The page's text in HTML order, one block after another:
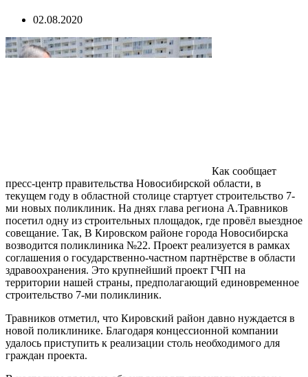
02.08.2020
Как сообщает
пресс-центр правительства Новосибирской области, в
текущем году в областной столице стартует строительство 7-
ми новых поликлиник. На днях глава региона А.Травников
посетил одну из строительных площадок, где провёл выездное
совещание. Так, В Кировском районе города Новосибирска
возводится поликлиника №22. Проект реализуется в рамках
соглашения о государственно-частном партнёрстве в области
здравоохранения. Это крупнейший проект ГЧП на
территории нашей страны, предполагающий единовременное
строительство 7-ми поликлиник.
Травников отметил, что Кировский район давно нуждается в
новой поликлинике. Благодаря концессионной компании
удалось приступить к реализации столь необходимого для
граждан проекта.